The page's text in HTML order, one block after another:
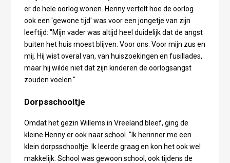
er de hele oorlog wonen. Henny vertelt hoe de oorlog
ook een 'gewone tijd' was voor een jongetje van zijn
leeftijd: "Mijn vader was altijd heel duidelijk dat de angst
buiten het huis moest blijven. Voor ons. Voor mijn zus en
mij. Hij wist overal van, van huiszoekingen en fusillades,
maar hij wilde niet dat zijn kinderen de oorlogsangst
zouden voelen."
Dorpsschooltje
Omdat het gezin Willems in Vreeland bleef, ging de
kleine Henny er ook naar school. "Ik herinner me een
klein dorpsschooltje. Ik leerde graag en kon het ook wel
makkelijk. School was gewoon school, ook tijdens de